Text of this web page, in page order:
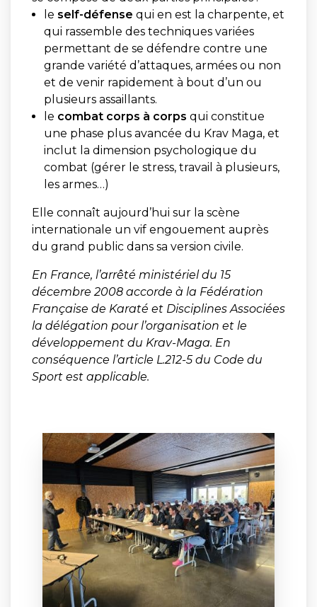
le self-défense qui en est la charpente, et
qui rassemble des techniques variées
permettant de se défendre contre une
grande variété d’attaques, armées ou non
et de venir rapidement à bout d’un ou
plusieurs assaillants.
le combat corps à corps qui constitue
une phase plus avancée du Krav Maga, et
inclut la dimension psychologique du
combat (gérer le stress, travail à plusieurs,
les armes…)
Elle connaît aujourd’hui sur la scène
internationale un vif engouement auprès
du grand public dans sa version civile.
En France, l’arrêté ministériel du 15
décembre 2008 accorde à la Fédération
Française de Karaté et Disciplines Associées
la délégation pour l’organisation et le
développement du Krav-Maga. En
conséquence l’article L.212-5 du Code du
Sport est applicable.